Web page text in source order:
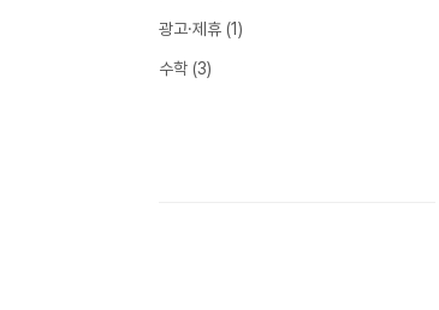
광고·제휴 (1)
수학 (3)